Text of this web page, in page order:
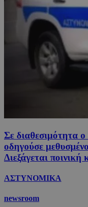
Σε διαθεσιμότητα
οδηγούσε
Διεξάγεται ποινική
ΑΣΤΥΝΟΜΙΚΑ
newsroom